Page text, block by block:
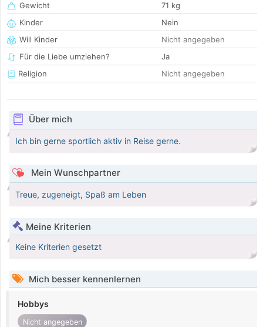
Gewicht
71 kg
Kinder
Nein
Will Kinder
Nicht angegeben
Für die Liebe umziehen?
Ja
Religion
Nicht angegeben
Über mich
Ich bin gerne sportlich aktiv in Reise gerne.
Mein Wunschpartner
Treue, zugeneigt, Spaß am Leben
Meine Kriterien
Keine Kriterien gesetzt
Mich besser kennenlernen
Hobbys
Nicht angegeben